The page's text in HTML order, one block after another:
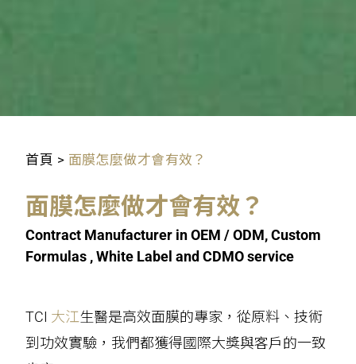
首頁 > 面膜怎麼做才會有效？
面膜怎麼做才會有效？
Contract Manufacturer in OEM / ODM, Custom
Formulas , White Label and CDMO service
TCI 大江生醫是高效面膜的專家，從原料、技術
到功效實驗，我們都獲得國際大獎與客戶的一致